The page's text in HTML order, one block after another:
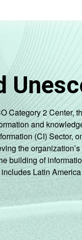
Category 2 Center,
and
(CI) Sector,
the
building of
Latin